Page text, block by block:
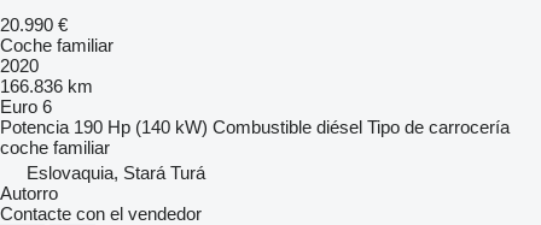
20.990 €
Coche familiar
2020
166.836 km
Euro 6
Potencia 190 Hp (140 kW) Combustible diésel Tipo de carrocería
coche familiar
Eslovaquia, Stará Turá
Autorro
Contacte con el vendedor